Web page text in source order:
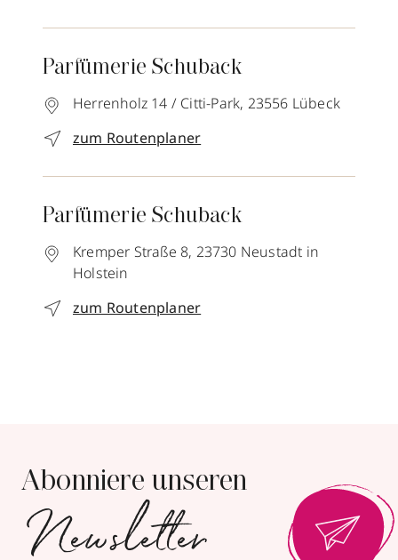
Parfümerie Schuback
Herrenholz 14 / Citti-Park, 23556 Lübeck
zum Routenplaner
Parfümerie Schuback
Kremper Straße 8, 23730 Neustadt in
Holstein
zum Routenplaner
Abonniere unseren
Newsletter